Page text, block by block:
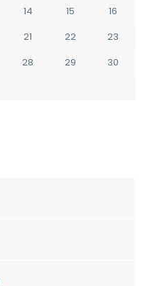
14 15
16
21 22
23
28 29
30